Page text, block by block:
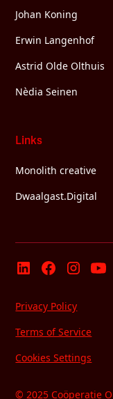
Johan Koning
Erwin Langenhof
Astrid Olde Olthuis
Nèdia Seinen
Links
Monolith creative
Dwaalgast.Digital
© 2025 Coöperatie
Privacy Policy
Terms of Service
Cookies Settings